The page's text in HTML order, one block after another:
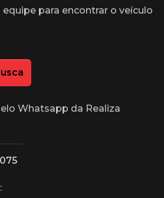
para encontrar o veículo
Whatsapp da Realiza